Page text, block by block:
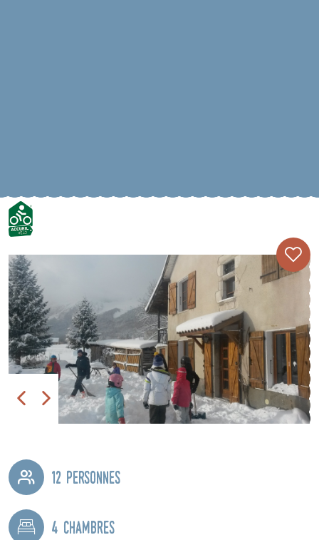
12 personnes
4 chambres